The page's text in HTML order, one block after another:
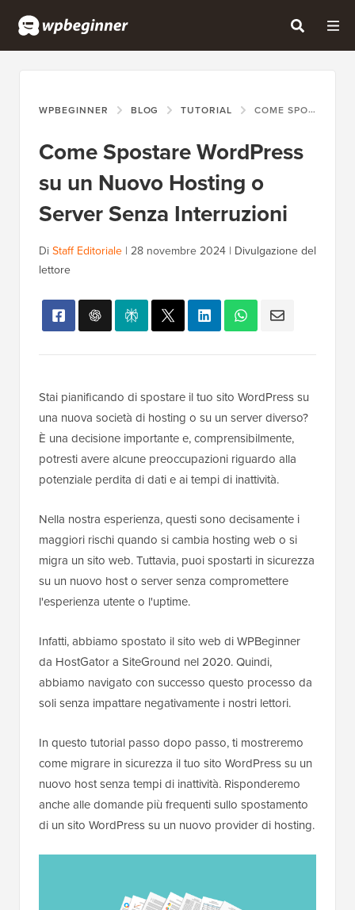
WPBEGINNER BLOG TUTORIAL COME SPOSTARE WORDPRESS SU UN NUOVO HOSTING O SERVER SENZA INTERRUZIONI
Come Spostare WordPress
su un Nuovo Hosting o
Server Senza Interruzioni
DiStaff Editoriale | 28 novembre 2024 | Divulgazione del
lettore
Stai pianificando di spostare il tuo sito WordPress su
una nuova società di hosting o su un server diverso?
È una decisione importante e, comprensibilmente,
potresti avere alcune preoccupazioni riguardo alla
potenziale perdita di dati e ai tempi di inattività.
Nella nostra esperienza, questi sono decisamente i
maggiori rischi quando si cambia hosting web o si
migra un sito web. Tuttavia, puoi spostarti in sicurezza
su un nuovo host o server senza compromettere
l'esperienza utente o l'uptime.
Infatti, abbiamo spostato il sito web di WPBeginner
da HostGator a SiteGround nel 2020. Quindi,
abbiamo navigato con successo questo processo da
soli senza impattare negativamente i nostri lettori.
In questo tutorial passo dopo passo, ti mostreremo
come migrare in sicurezza il tuo sito WordPress su un
nuovo host senza tempi di inattività. Risponderemo
anche alle domande più frequenti sullo spostamento
di un sito WordPress su un nuovo provider di hosting.